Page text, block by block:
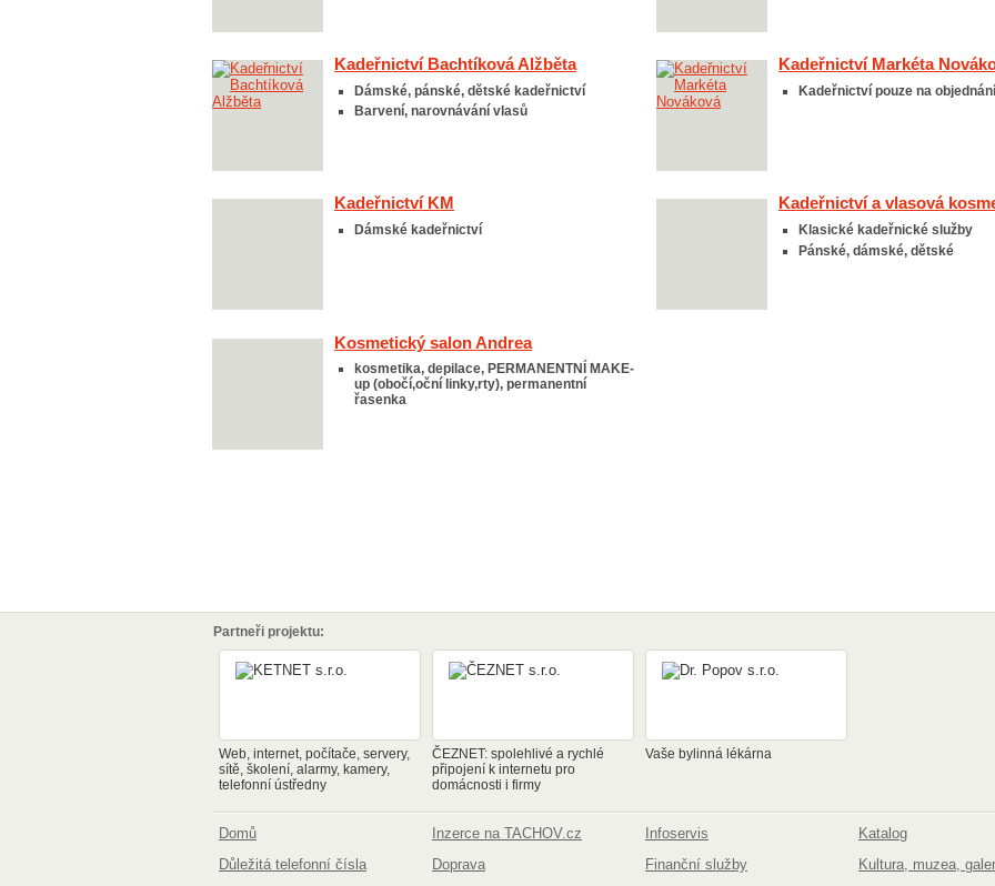
Kadeřnictví Bachtíková Alžběta
Dámské, pánské, dětské kadeřnictví
Barvení, narovnávání vlasů
Kadeřnictví Markéta
Kadeřnictví pouze na objednání
Kadeřnictví KM
Dámské kadeřnictví
Kadeřnictví a vlasová
Klasické kadeřnické služby
Pánské, dámské, dětské
Kosmetický salon Andrea
kosmetika, depilace, PERMANENTNÍ MAKE-
up (obočí,oční linky,rty), permanentní
řasenka
Partneři projektu:
Web, internet, počítače, servery,
sítě, školení, alarmy, kamery,
telefonní ústředny
ČEZNET: spolehlivé a rychlé
připojení k internetu pro
domácnosti i firmy
Vaše bylinná lékárna
Domů Inzerce na TACHOV.cz Infoservis Katalog
Důležitá telefonní čísla
Doprava Finanční služby Kultura, muzea,